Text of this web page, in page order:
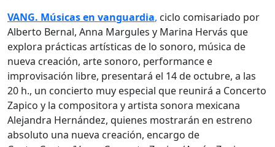
VANG. Músicas en vanguardia, ciclo comisariado por
Alberto Bernal, Anna Margules y Marina Hervás que
explora prácticas artísticas de lo sonoro, música de
nueva creación, arte sonoro, performance e
improvisación libre, presentará el 14 de octubre, a las
20 h., un concierto muy especial que reunirá a Concerto
Zapico y la compositora y artista sonora mexicana
Alejandra Hernández, quienes mostrarán en estreno
absoluto una nueva creación, encargo de